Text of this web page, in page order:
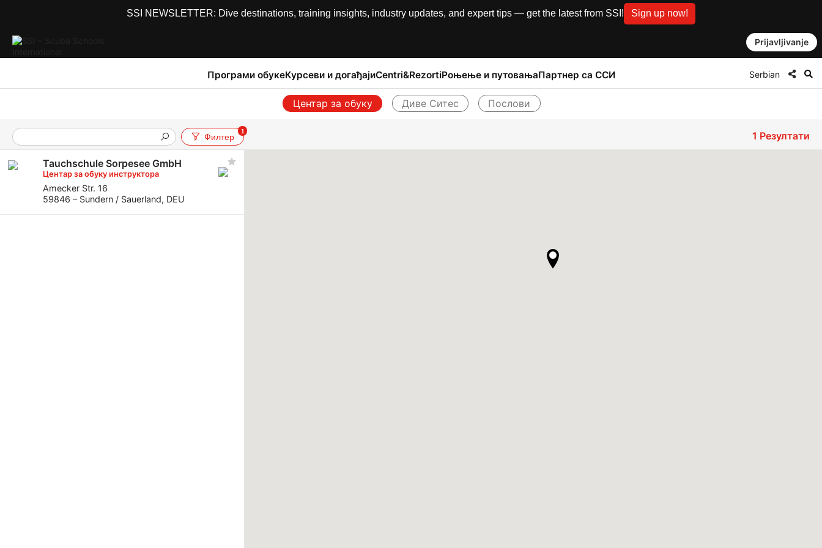
SSI NEWSLETTER: Dive destinations, training insights, industry updates, and expert tips — get the latest from SSI! Sign up now!
Prijavljivanje
Програми обукеКурсеви и догађајиCentri&RezortiРоњење и путовањаПартнер са ССИ Serbian
Центар за обуку Диве Ситес Послови
Филтер
1 1 Резултати
Tauchschule Sorpesee GmbH
Центар за обуку инструктора
Amecker Str. 16
59846 – Sundern / Sauerland, DEU